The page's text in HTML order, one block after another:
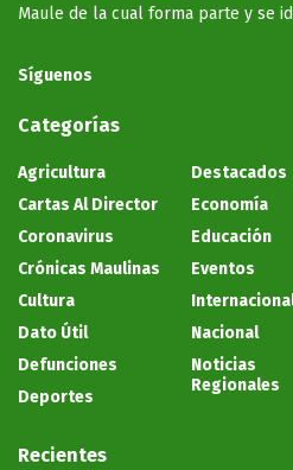
Maule de la cual forma parte y se
Síguenos
Categorías
Agricultura
Cartas Al Director
Coronavirus
Crónicas Maulinas
Cultura
Dato Útil
Defunciones
Deportes
Destacados
Economía
Educación
Eventos
Nacional
Noticias
Regionales
Recientes